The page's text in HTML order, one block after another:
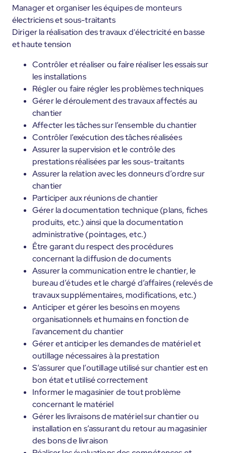
Manager et organiser les équipes de monteurs
électriciens et sous-traitants
Diriger la réalisation des travaux d'électricité en basse
et haute tension
Contrôler et réaliser ou faire réaliser les essais sur
les installations
Régler ou faire régler les problèmes techniques
Gérer le déroulement des travaux affectés au
chantier
Affecter les tâches sur l’ensemble du chantier
Contrôler l’exécution des tâches réalisées
Assurer la supervision et le contrôle des
prestations réalisées par les sous-traitants
Assurer la relation avec les donneurs d’ordre sur
chantier
Participer aux réunions de chantier
Gérer la documentation technique (plans, fiches
produits, etc.) ainsi que la documentation
administrative (pointages, etc.)
Être garant du respect des procédures
concernant la diffusion de documents
Assurer la communication entre le chantier, le
bureau d’études et le chargé d’affaires (relevés de
travaux supplémentaires, modifications, etc.)
Anticiper et gérer les besoins en moyens
organisationnels et humains en fonction de
l’avancement du chantier
Gérer et anticiper les demandes de matériel et
outillage nécessaires à la prestation
S’assurer que l’outillage utilisé sur chantier est en
bon état et utilisé correctement
Informer le magasinier de tout problème
concernant le matériel
Gérer les livraisons de matériel sur chantier ou
installation en s’assurant du retour au magasinier
des bons de livraison